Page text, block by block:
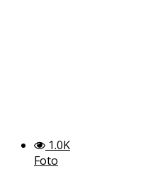
1.0K
Foto